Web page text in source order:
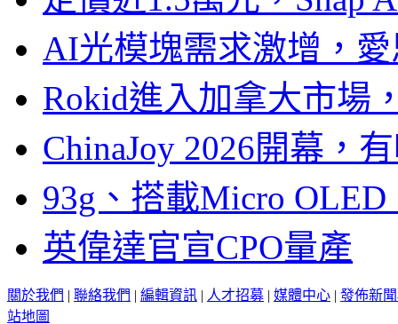
AI光模塊需求激增，
Rokid進入加拿大市場
ChinaJoy 2026開幕，
93g、搭載Micro
英偉達官宣CPO量產
關於我們 | 聯絡我們 | 編輯資訊 | 人才招募 | 媒體中心 | 發佈新
站地圖